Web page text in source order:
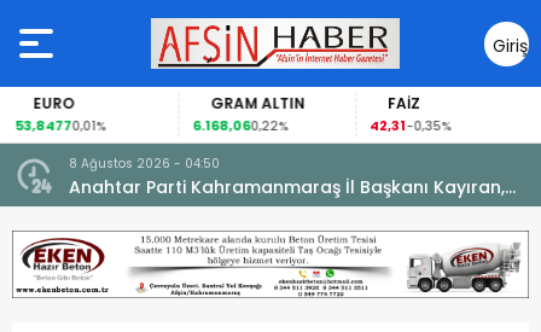
Giriş
Yap
EURO
53,84770,01%
GRAM ALTIN
6.168,060,22%
FAİZ
42,31-0,35%
8 Ağustos 2026 - 04:50
Anahtar Parti Kahramanmaraş İl Başkanı Kayıran,
Afşin Teşkilatı ile buluştu.